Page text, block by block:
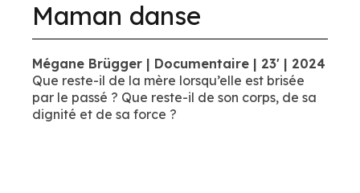
Maman danse
Mégane Brügger | Documentaire | 23' | 2024
Que reste-il de la mère lorsqu’elle est brisée
par le passé ? Que reste-il de son corps, de sa
dignité et de sa force ?